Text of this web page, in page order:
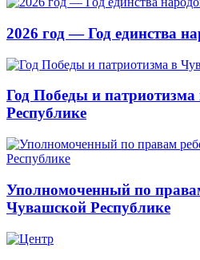
2026 год — Год единства
Год Победы и
Республике
Уполномоченный по
Чувашской Республике